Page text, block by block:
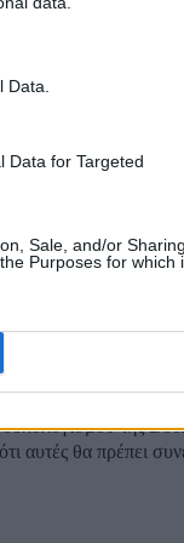
Data for Targeted
Sale, and/or Sharing
Purposes for which
ο υπουργός
αυξήσεις
σε αυξήσεις
της
αυτές θα πρέπει